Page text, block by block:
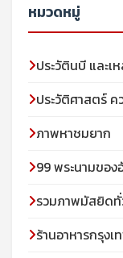
หมวดหมู่
ประวัตินบี และเ
ประวัติศาสตร์
ภาพหาชมยาก
99 พระนามของ
รวมภาพมัสยิดทั่
ร้านอาหารกรุงเ